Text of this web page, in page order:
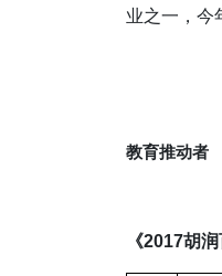
业之一，今
教育推动者
《2017胡